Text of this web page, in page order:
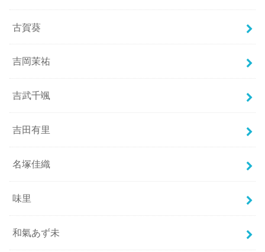
古賀葵
吉岡茉祐
吉武千颯
吉田有里
名塚佳織
味里
和氣あず未